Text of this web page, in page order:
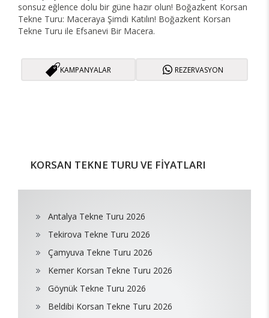
sonsuz eğlence dolu bir güne hazır olun! Boğazkent Korsan
Tekne Turu: Maceraya Şimdi Katılın! Boğazkent Korsan
Tekne Turu ile Efsanevi Bir Macera.
KAMPANYALAR REZERVASYON
KORSAN TEKNE TURU VE FİYATLARI
Antalya Tekne Turu 2026
Tekirova Tekne Turu 2026
Çamyuva Tekne Turu 2026
Kemer Korsan Tekne Turu 2026
Göynük Tekne Turu 2026
Beldibi Korsan Tekne Turu 2026